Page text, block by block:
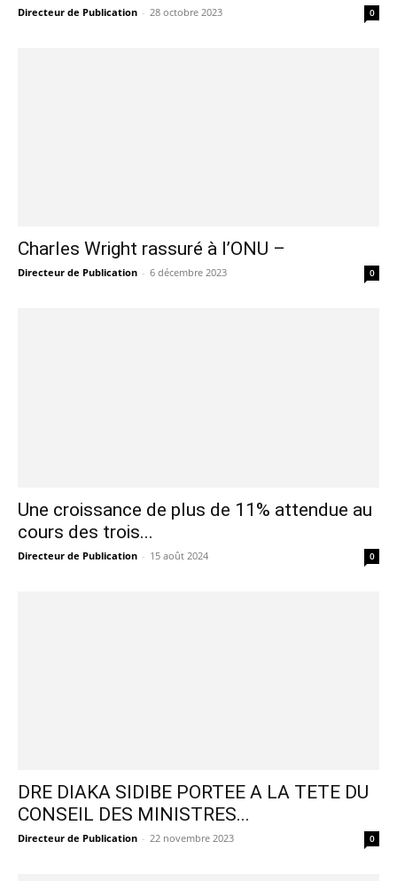
Directeur de Publication - 28 octobre 2023 0
Charles Wright rassuré à l’ONU –
Directeur de Publication - 6 décembre 2023 0
Une croissance de plus de 11% attendue au
cours des trois...
Directeur de Publication - 15 août 2024 0
DRE DIAKA SIDIBE PORTEE A LA TETE DU
CONSEIL DES MINISTRES...
Directeur de Publication - 22 novembre 2023 0